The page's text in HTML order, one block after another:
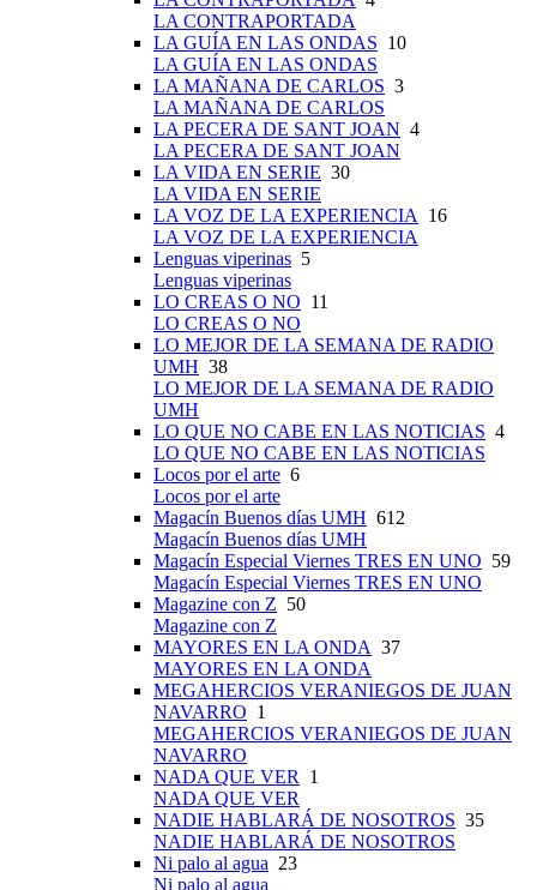
LA CONTRAPORTADA
LA GUÍA EN LAS ONDAS 10
LA GUÍA EN LAS ONDAS
LA MAÑANA DE CARLOS 3
LA MAÑANA DE CARLOS
LA PECERA DE SANT JOAN 4
LA PECERA DE SANT JOAN
LA VIDA EN SERIE 30
LA VIDA EN SERIE
LA VOZ DE LA EXPERIENCIA
16
LA VOZ DE LA EXPERIENCIA
Lenguas viperinas 5
Lenguas viperinas
LO CREAS O NO 11
LO CREAS O NO
LO MEJOR DE LA SEMANA DE RADIO
UMH 38
LO MEJOR DE LA SEMANA DE RADIO
UMH
LO QUE NO CABE EN LAS NOTICIAS 4
LO QUE NO CABE EN LAS NOTICIAS
Locos por el arte 6
Locos por el arte
Magacín Buenos días UMH 612
Magacín Buenos días UMH
Magacín Especial Viernes TRES EN UNO 59
Magacín Especial Viernes TRES EN UNO
Magazine con Z 50
Magazine con Z
MAYORES EN LA ONDA 37
MAYORES EN LA ONDA
MEGAHERCIOS VERANIEGOS DE JUAN
NAVARRO 1
MEGAHERCIOS VERANIEGOS DE JUAN
NAVARRO
NADA QUE VER
1
NADA QUE VER
NADIE HABLARÁ DE NOSOTROS 35
NADIE HABLARÁ DE NOSOTROS
Ni palo al agua 23
Ni palo al agua